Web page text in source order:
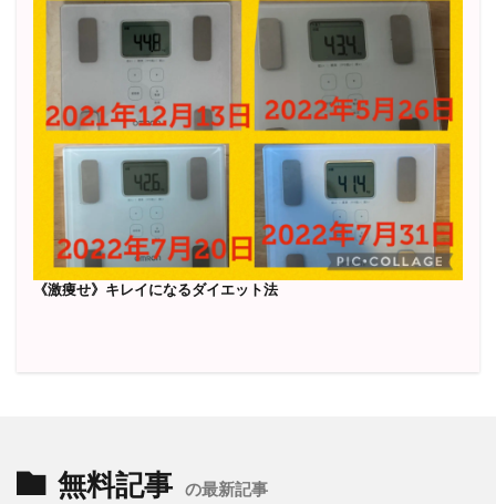
《激痩せ》キレイになるダイエット法
無料記事 の最新記事